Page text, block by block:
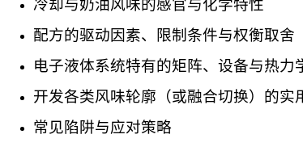
冷却与奶油风味的感官与化学特性
配方的驱动因素、限制条件与权衡取舍
电子液体系统特有的矩阵、设备与热力
开发各类风味轮廓（或融合切换）的实
常见陷阱与应对策略